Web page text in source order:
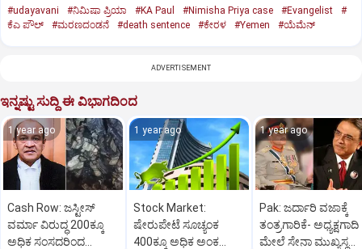
#udayavani #ನಿಮಿಷಾ ಪ್ರಿಯಾ #KA Paul #Nimisha Priya case #Evangelist
#
ಕೆಎ ಪೌಲ್
#ಮರಣದಂಡನೆ #death sentence #ಕೇರಳ #Yemen #ಯೆಮೆನ್‌
ADVERTISEMENT
ಇನ್ನಷ್ಟು ಸುದ್ದಿ ಈ ವಿಭಾಗದಿಂದ
1 year ago
Cash Row: ಜಸ್ಟೀಸ್‌
ವರ್ಮಾ ವಿರುದ್ಧ 200ಕ್ಕೂ
ಅಧಿಕ ಸಂಸದರಿಂದ
1 year ago
Stock Market:
ಷೇರುಪೇಟೆ ಸೂಚ್ಯಂಕ
400ಕ್ಕೂ ಅಧಿಕ ಅಂಕ
1 year ago
Pak: ಜರ್ದಾರಿ ವಜಾಕ್ಕೆ
ತಂತ್ರಗಾರಿಕೆ- ಅಧ್ಯಕ್ಷಗಾದಿ
ಮೇಲೆ ಸೇನಾ ಮುಖ್ಯಸ್ಥ